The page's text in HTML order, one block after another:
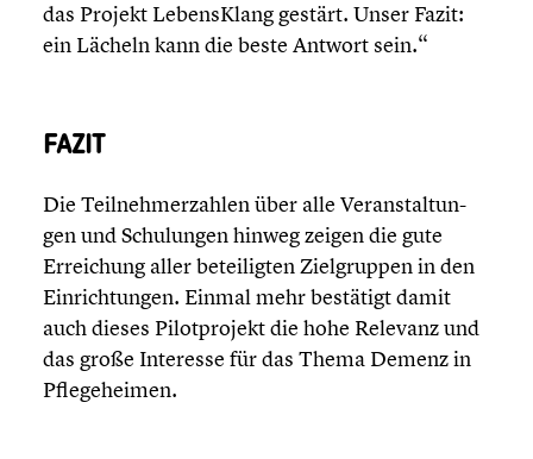
das Projekt Lebens­Klang gestärt. Unser Fazit:
ein Lächeln kann die beste Antwort sein.“
FAZIT
Die Teilneh­mer­zah­len über alle Veran­stal­tun­
gen und Schulun­gen hinweg zeigen die gute
Errei­chung aller betei­lig­ten Zielgrup­pen in den
Einrich­tun­gen. Einmal mehr bestätigt damit
auch dieses Pilot­pro­jekt die hohe Relevanz und
das große Interesse für das Thema Demenz in
Pflege­hei­men.